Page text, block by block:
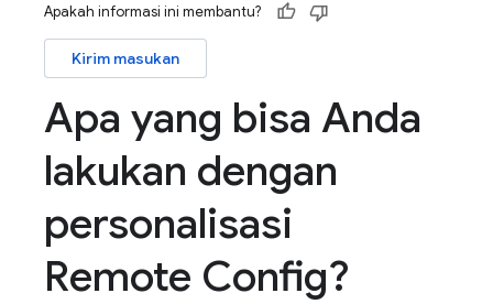
Apakah informasi ini membantu?
Kirim masukan
Apa yang bisa Anda
lakukan dengan
personalisasi
Remote Config?